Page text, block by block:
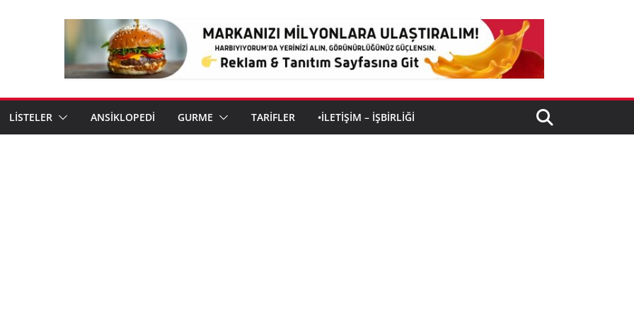
LİSTELER ANSİKLOPEDİ GURME TARİFLER •İLETIŞIM – İŞBIRLIĞI